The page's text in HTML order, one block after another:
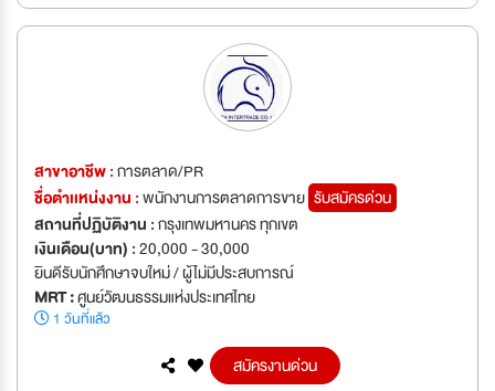
สาขาอาชีพ :การตลาด/PR
ชื่อตำเเหน่งงาน :พนักงานการตลาดการขาย รับสมัครด่วน
สถานที่ปฏิบัติงาน :กรุงเทพมหานคร ทุกเขต
เงินเดือน(บาท) :20,000 - 30,000
ยินดีรับนักศึกษาจบใหม่ / ผู้ไม่มีประสบการณ์
MRT :ศูนย์วัฒนธรรมแห่งประเทศไทย
1 วันที่แล้ว
สมัครงานด่วน